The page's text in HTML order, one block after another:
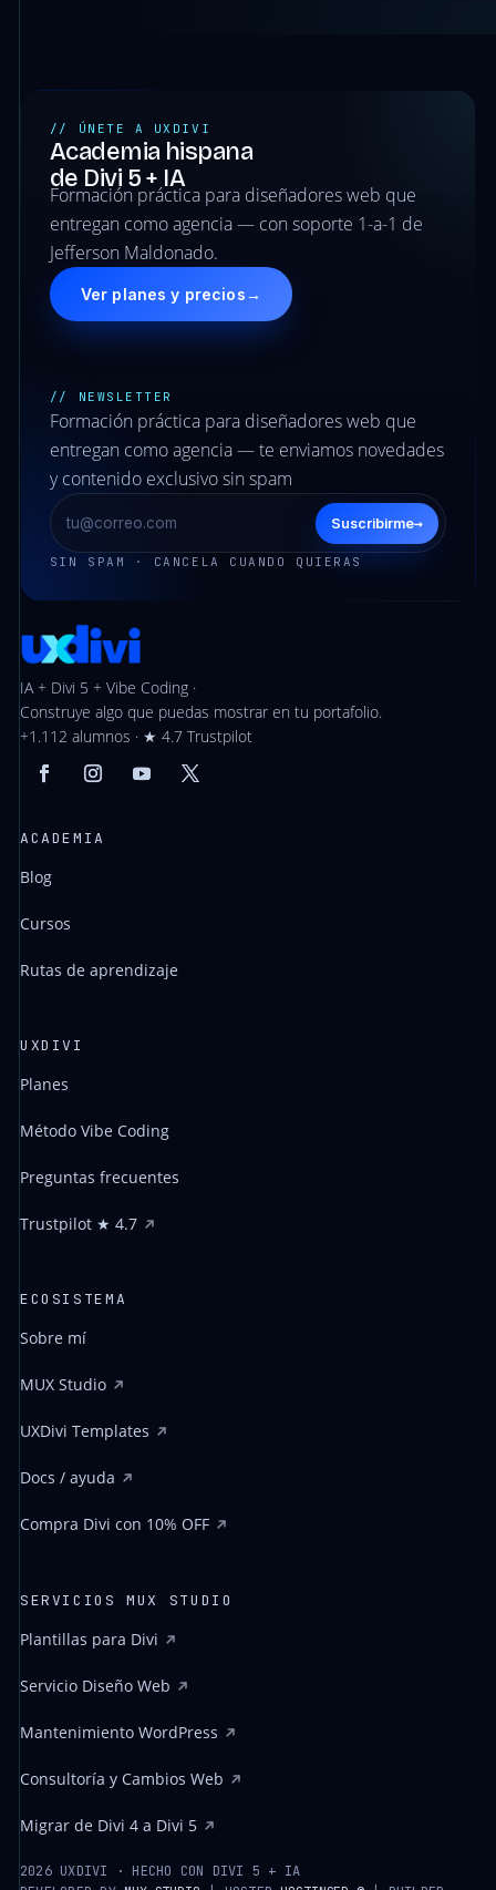
// ÚNETE A UXDIVI
Academia hispana
de Divi 5 + IA
Formación práctica para diseñadores web que
entregan como agencia — con soporte 1-a-1 de
Jefferson Maldonado.
Ver planes y precios→
// NEWSLETTER
Formación práctica para diseñadores web que
entregan como agencia — te enviamos novedades
y contenido exclusivo sin spam
Suscribirme→
SIN SPAM · CANCELA CUANDO QUIERAS
IA + Divi 5 + Vibe Coding ·
Construye algo que puedas mostrar en tu portafolio.
+1.112 alumnos · ★ 4.7 Trustpilot
ACADEMIA
Blog
Cursos
Rutas de aprendizaje
UXDIVI
Planes
Método Vibe Coding
Preguntas frecuentes
Trustpilot ★ 4.7
ECOSISTEMA
Sobre mí
MUX Studio
UXDivi Templates
Docs / ayuda
Compra Divi con 10% OFF
SERVICIOS MUX STUDIO
Plantillas para Divi
Servicio Diseño Web
Mantenimiento WordPress
Consultoría y Cambios Web
Migrar de Divi 4 a Divi 5
2026 UXDIVI · HECHO CON DIVI 5 + IA